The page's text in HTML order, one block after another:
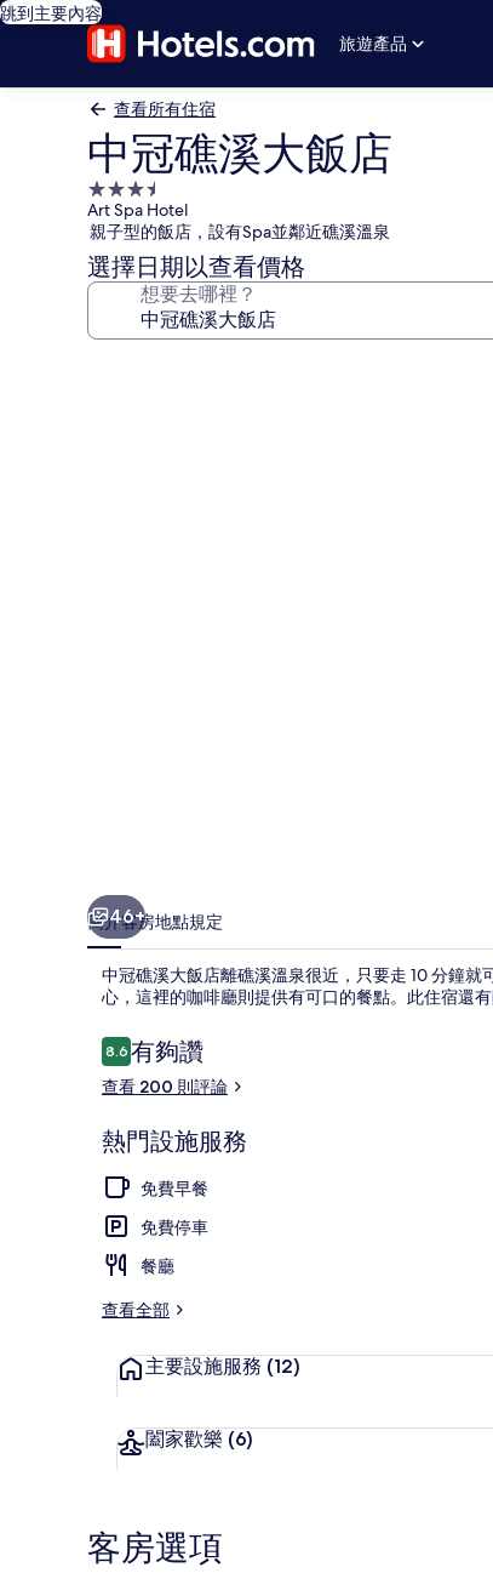
跳到主要內容
旅遊產品
查看所有住宿
中冠礁溪大飯店
3.5
星
級
住
宿
Art Spa Hotel
親子型的飯店，設有Spa並鄰近礁溪溫泉
選擇日期以查看價格
想要去哪裡？
46+
簡介客房地點規定
中冠礁溪大飯店離礁溪溫泉很近，只要走 10 分鐘
心，這裡的咖啡廳則提供有可口的餐點。此住宿還
評
論
8.68.6 分，滿分 10 分，
有夠讚
查看 200 則評論
熱門設施服務
免費早餐
免費停車
餐廳
查看全部
主要設施服務 (12)
闔家歡樂 (6)
客房選項